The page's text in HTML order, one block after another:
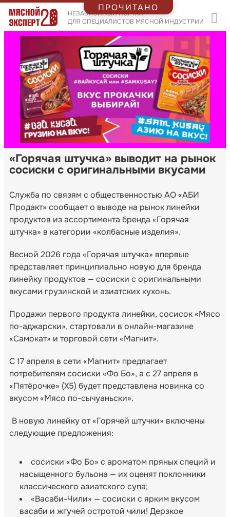
НЕЗАВИСИМЫЙ ПОРТАЛ
ДЛЯ СПЕЦИАЛИСТОВ МЯСНОЙ ИНДУСТРИИ
«Горячая штучка» выводит на рынок
сосиски с оригинальными вкусами
Служба по связям с общественностью АО «АБИ
Продакт» сообщает о выводе на рынок линейки
продуктов из ассортимента бренда «Горячая
штучка» в категории «колбасные изделия».
Весной 2026 года «Горячая штучка» впервые
представляет принципиально новую для бренда
линейку продуктов — сосиски с оригинальными
вкусами грузинской и азиатских кухонь.
Продажи первого продукта линейки, сосисок «Мясо
по-аджарски», стартовали в онлайн-магазине
«Самокат» и торговой сети «Магнит».
С 17 апреля в сети «Магнит» предлагает
потребителям сосиски «Фо Бо», а с 27 апреля в
«Пятёрочке» (X5) будет представлена новинка со
вкусом «Мясо по-сычуаньски».
В новую линейку от «Горячей штучки» включены
следующие предложения:
сосиски «Фо Бо» с ароматом пряных специй и
насыщенного бульона — их оценят поклонники
классического азиатского супа;
«Васаби-Чили» — сосиски с ярким вкусом
васаби и жгучей остротой чили! Дерзкое
ПРОЧИТАНО